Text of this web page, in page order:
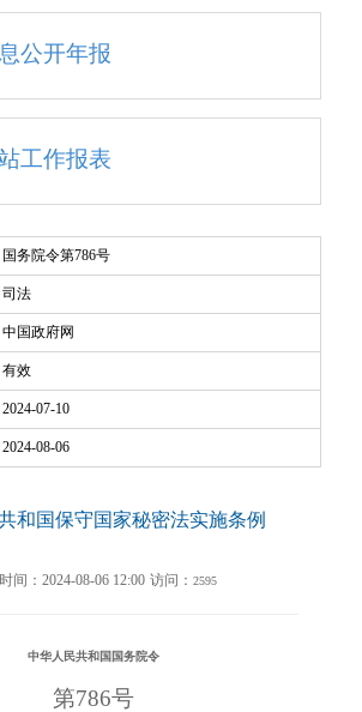
公开年报
工作报表
国务院令第786号
司法
中国政府网
有效
2024-07-10
2024-08-06
和国保守国家秘密法实施条例
间：2024-08-06 12:00 访问： 2595
中华人民共和国国务院令
第786号